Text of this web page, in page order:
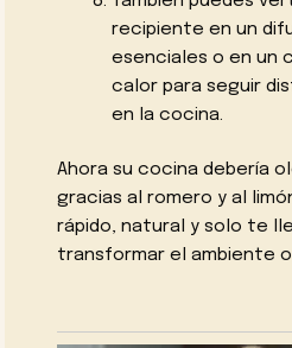
recipiente en un
esenciales o en un
calor para seguir
en la cocina.
Ahora su cocina debería
gracias al romero y al
rápido, natural y solo te
transformar el ambiente